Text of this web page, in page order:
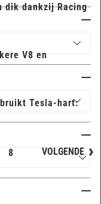
dik dankzij Racing
V8 en
Tesla-hart:
VOLGENDE
8